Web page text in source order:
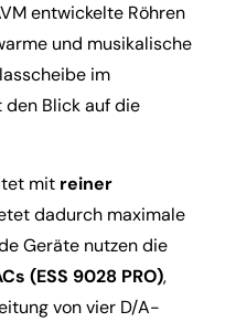
entwickelte Röhren
und musikalische
im
Blick auf die
mit reiner
dadurch maximale
Geräte nutzen die
(ESS 9028 PRO),
von vier D/A-